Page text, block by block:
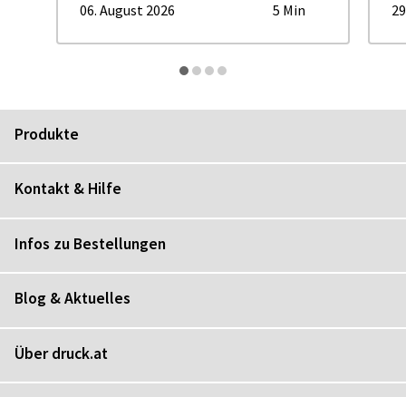
06. August 2026
5 Min
Produkte
Kontakt & Hilfe
Infos zu Bestellungen
Blog & Aktuelles
Über druck.at